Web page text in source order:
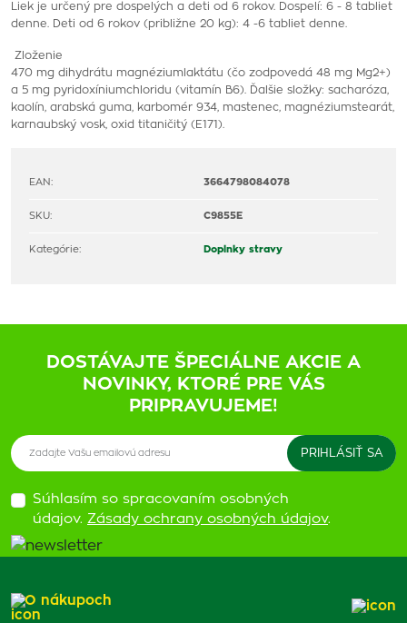
Liek je určený pre dospelých a deti od 6 rokov. Dospelí: 6 - 8 tabliet
denne. Deti od 6 rokov (približne 20 kg): 4 -6 tabliet denne.
Zloženie
470 mg dihydrátu magnéziumlaktátu (čo zodpovedá 48 mg Mg2+)
a 5 mg pyridoxíniumchloridu (vitamín B6). Ďalšie složky: sacharóza,
kaolín, arabská guma, karbomér 934, mastenec, magnéziumstearát,
karnaubský vosk, oxid titaničitý (E171).
EAN: 3664798084078
SKU: C9855E
Kategórie: Doplnky stravy
DOSTÁVAJTE ŠPECIÁLNE AKCIE A
NOVINKY, KTORÉ PRE VÁS
PRIPRAVUJEME!
Súhlasím so spracovaním osobných
údajov. Zásady ochrany osobných údajov.
O nákupoch